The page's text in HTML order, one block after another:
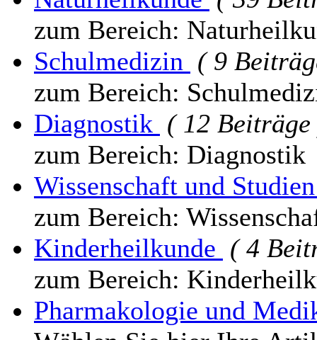
zum Bereich:
Schulmedizin ( 9
zum Bereich:
Diagnostik ( 12
zum Bereich: Diagnostik
Wissenschaft und
zum Bereich:
Kinderheilkunde ( 4
zum Bereich:
Pharmakologie und